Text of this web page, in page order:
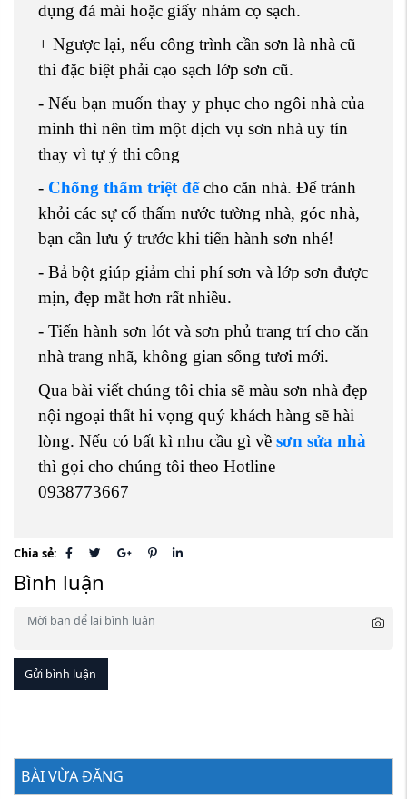
dụng đá mài hoặc giấy nhám cọ sạch.
+ Ngược lại, nếu công trình cần sơn là nhà cũ
thì đặc biệt phải cạo sạch lớp sơn cũ.
- Nếu bạn muốn thay y phục cho ngôi nhà của
mình thì nên tìm một dịch vụ sơn nhà uy tín
thay vì tự ý thi công
- Chống thấm triệt đểcho căn nhà. Để tránh
khỏi các sự cố thấm nước tường nhà, góc nhà,
bạn cần lưu ý trước khi tiến hành sơn nhé!
- Bả bột giúp giảm chi phí sơn và lớp sơn được
mịn, đẹp mắt hơn rất nhiều.
- Tiến hành sơn lót và sơn phủ trang trí cho căn
nhà trang nhã, không gian sống tươi mới.
Qua bài viết chúng tôi chia sẽ màu sơn nhà đẹp
nội ngoại thất hi vọng quý khách hàng sẽ hài
lòng. Nếu có bất kì nhu cầu gì về sơn sửa nhà
thì gọi cho chúng tôi theo Hotline
0938773667
Chia sẻ:
Bình luận
Gửi bình luận
BÀI VỪA ĐĂNG